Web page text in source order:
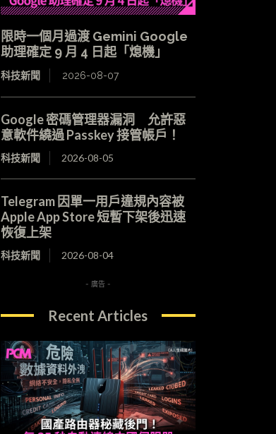
限時一個月過渡 Gemini Google
助理確定 9 月 4 日起「熄機」
科技新聞 2026-08-07
Google 密碼管理器漏洞 允許惡
意軟件繞過 Passkey 接管帳戶！
科技新聞 2026-08-05
Telegram 因單一用戶違規內容被
Apple App Store 短暫下架後迅速
恢復上架
科技新聞 2026-08-04
- 廣告 -
Recent Articles